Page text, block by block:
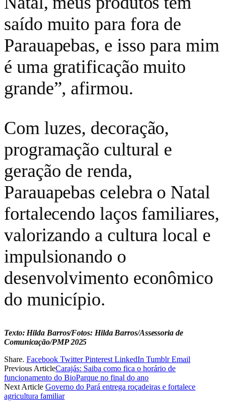
saído muito para fora de
Parauapebas, e isso para mim
é uma gratificação muito
grande”, afirmou.
Com luzes, decoração,
programação cultural e
geração de renda,
Parauapebas celebra o Natal
fortalecendo laços familiares,
valorizando a cultura local e
impulsionando o
desenvolvimento econômico
do município.
Texto: Hilda Barros/Fotos: Hilda Barros/Assessoria de
Comunicação/PMP 2025
Share. Facebook Twitter Pinterest LinkedIn Tumblr Email
Previous ArticleCarajás: Saiba como fica o horário de
funcionamento do BioParque no final do ano
Next Article Governo do Pará entrega roçadeiras e fortalece
agricultura familiar